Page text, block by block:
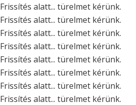
Frissítés alatt... türelmet kérünk.
Frissítés alatt... türelmet kérünk.
Frissítés alatt... türelmet kérünk.
Frissítés alatt... türelmet kérünk.
Frissítés alatt... türelmet kérünk.
Frissítés alatt... türelmet kérünk.
Frissítés alatt... türelmet kérünk.
Frissítés alatt... türelmet kérünk.